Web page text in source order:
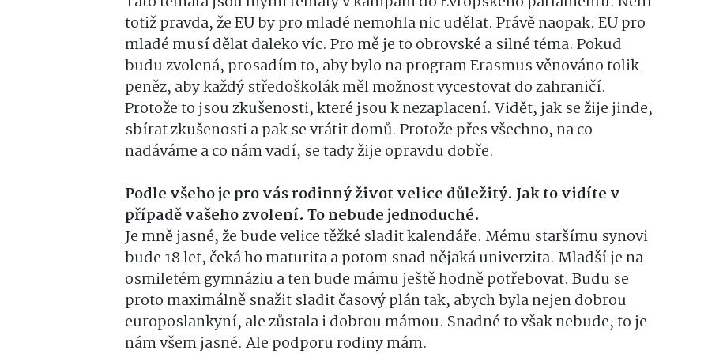
totiž pravda, že EU by pro mladé nemohla nic udělat. Právě naopak. EU pro
mladé musí dělat daleko víc. Pro mě je to obrovské a silné téma. Pokud
budu zvolená, prosadím to, aby bylo na program Erasmus věnováno tolik
peněz, aby každý středoškolák měl možnost vycestovat do zahraničí.
Protože to jsou zkušenosti, které jsou k nezaplacení. Vidět, jak se žije jinde,
sbírat zkušenosti a pak se vrátit domů. Protože přes všechno, na co
nadáváme a co nám vadí, se tady žije opravdu dobře.
Podle všeho je pro vás rodinný život velice důležitý. Jak to vidíte v
případě vašeho zvolení. To nebude jednoduché.
Je mně jasné, že bude velice těžké sladit kalendáře. Mému staršímu synovi
bude 18 let, čeká ho maturita a potom snad nějaká univerzita. Mladší je na
osmiletém gymnáziu a ten bude mámu ještě hodně potřebovat. Budu se
proto maximálně snažit sladit časový plán tak, abych byla nejen dobrou
europoslankyní, ale zůstala i dobrou mámou. Snadné to však nebude, to je
nám všem jasné. Ale podporu rodiny mám.